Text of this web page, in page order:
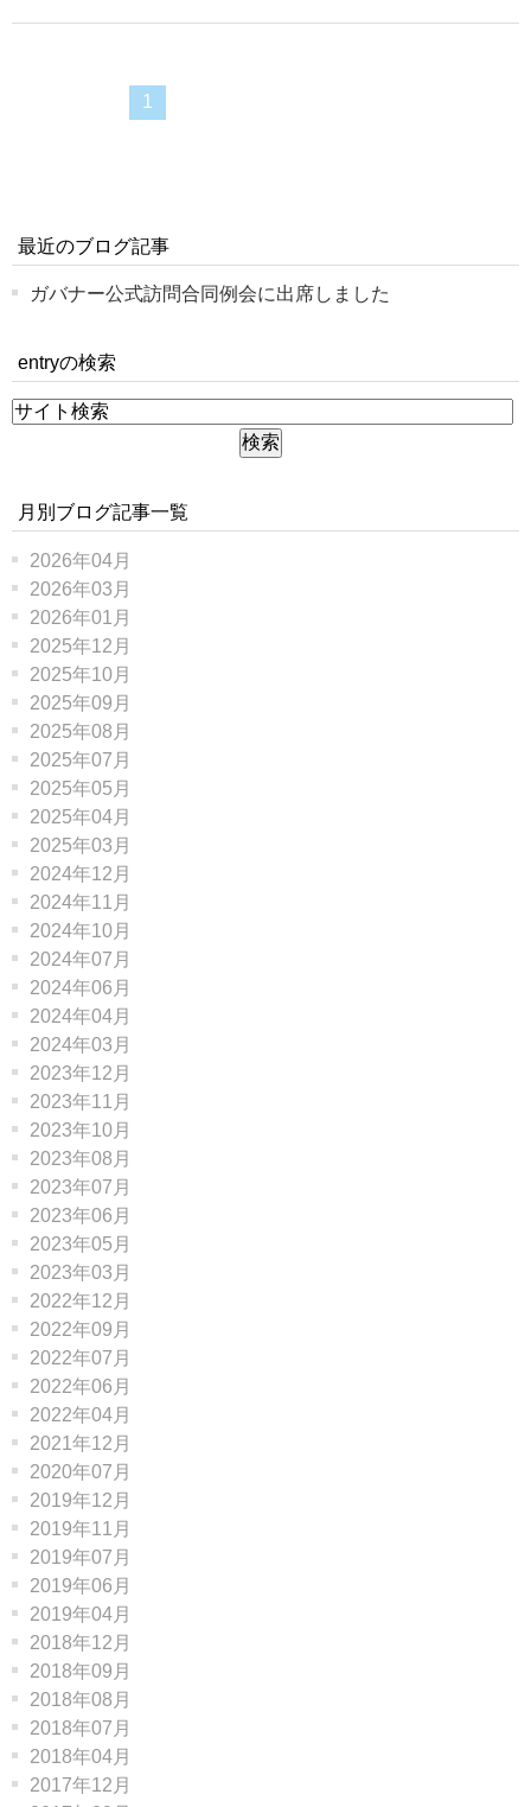
1
最近のブログ記事
ガバナー公式訪問合同例会に出席しました
entryの検索
月別ブログ記事一覧
2026年04月
2026年03月
2026年01月
2025年12月
2025年10月
2025年09月
2025年08月
2025年07月
2025年05月
2025年04月
2025年03月
2024年12月
2024年11月
2024年10月
2024年07月
2024年06月
2024年04月
2024年03月
2023年12月
2023年11月
2023年10月
2023年08月
2023年07月
2023年06月
2023年05月
2023年03月
2022年12月
2022年09月
2022年07月
2022年06月
2022年04月
2021年12月
2020年07月
2019年12月
2019年11月
2019年07月
2019年06月
2019年04月
2018年12月
2018年09月
2018年08月
2018年07月
2018年04月
2017年12月